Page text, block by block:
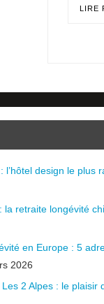
LIRE
design le plus
la retraite longévité
en Europe : 5
2026
2 Alpes : le plaisir